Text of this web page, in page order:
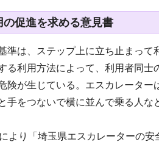
促進を求める意見書
準は、ステップ上に立ち止まっ
る利用方法によって、利用者同
険が生じている。エスカレータ
手をつないで横に並んで乗る人
より「埼玉県エスカレーターの